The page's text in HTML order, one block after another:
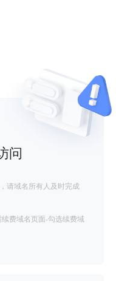
问
请域名所有人及时完成
费域名页面-勾选续费域